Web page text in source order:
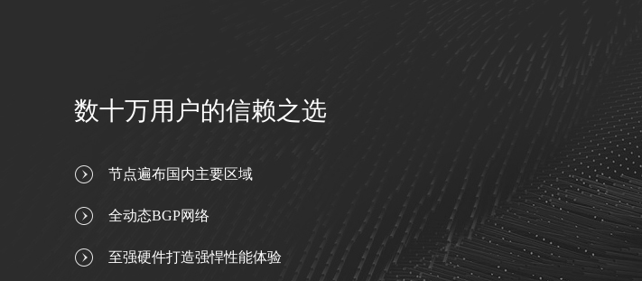
数十万用户的信赖之选
节点遍布国内主要区域
全动态BGP网络
至强硬件打造强悍性能体验